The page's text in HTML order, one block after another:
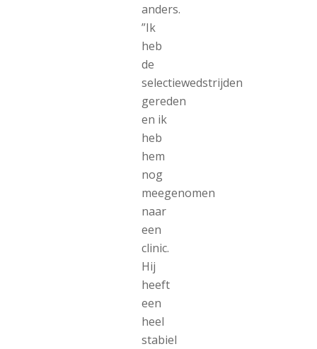
anders.
”Ik
heb
de
selectiewedstrijden
gereden
en ik
heb
hem
nog
meegenomen
naar
een
clinic.
Hij
heeft
een
heel
stabiel